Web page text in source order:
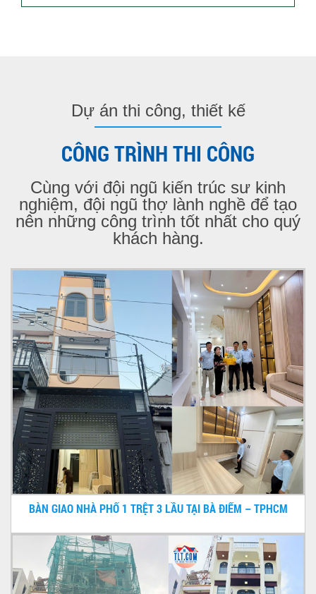
Dự án thi công, thiết kế
CÔNG TRÌNH THI CÔNG
Cùng với đội ngũ kiến trúc sư kinh
nghiệm, đội ngũ thợ lành nghề để tạo
nên những công trình tốt nhất cho quý
khách hàng.
BÀN GIAO NHÀ PHỐ 1 TRỆT 3 LẦU TẠI BÀ ĐIỂM – TPHCM